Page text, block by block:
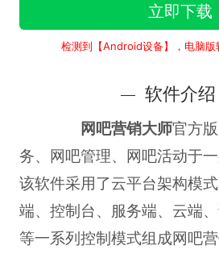
立即下载
检测到【Android设备】，电脑版
软件介绍
网吧营销大师官方
务、网吧管理、网吧活动于
该软件采用了云平台架构模
端、控制台、服务端、云端
等一系列控制模式组成网吧